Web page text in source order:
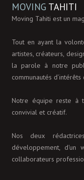
MOVING TAHITI
Moving Tahiti est un
Tout en ayant la
artistes, créateurs,
la parole à notre
communautés
Notre équipe reste à
convivial et créatif.
Nos deux
développement, d'un
collaborateurs